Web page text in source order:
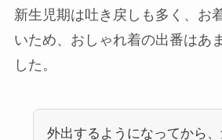
新生児期は吐き戻しも多く、お
いため、おしゃれ着の出番はあ
した。
外出するようになってから